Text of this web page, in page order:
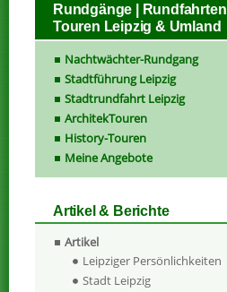
Rundgänge | Rundfahrten |
Touren Leipzig & Umland
Nachtwächter-Rundgang
Stadtführung Leipzig
Stadtrundfahrt Leipzig
ArchitekTouren
History-Touren
Meine Angebote
Artikel & Berichte
Artikel
Leipziger Persönlichkeiten
Stadt Leipzig